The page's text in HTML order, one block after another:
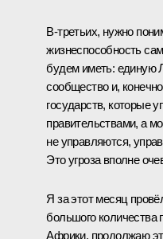
В‑третьих, нужно
жизнеспособность
будем иметь: единую
сообщество и,
государств, которые
правительствами, а
не управляются,
Это угроза вполне
Я за этот месяц
большого количества
Африки, продолжаю